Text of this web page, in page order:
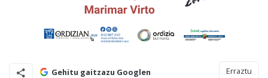
Gehitu gaitzazu Googlen Erraztu